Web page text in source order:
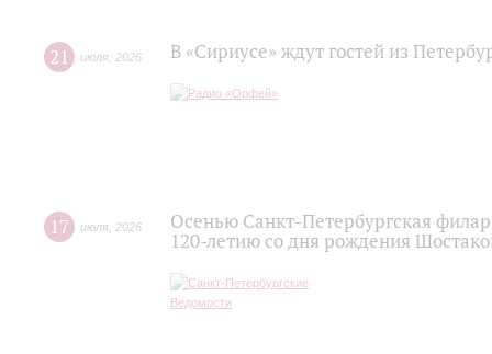
21 июля 2026 В «Сириусе» ждут гостей из
17 июля 2026
Осенью Санкт-Петербургская
120‑летию со дня рождения